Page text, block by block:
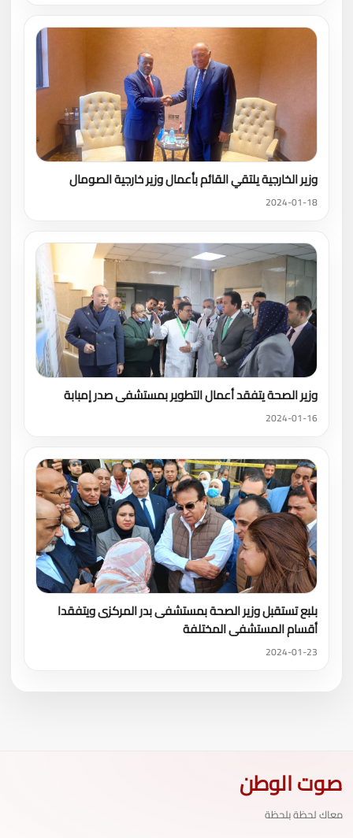
وزير الخارجية يلتقي القائم بأعمال وزير خارجية الصومال
2024-01-18
وزير الصحة يتفقد أعمال التطوير بمستشفى صدر إمبابة
2024-01-16
بلبع تستقبل وزير الصحة بمستشفى بدر المركزى ويتفقدا
أقسام المستشفى المختلفة
2024-01-23
صوت الوطن
معاك لحظة بلحظة